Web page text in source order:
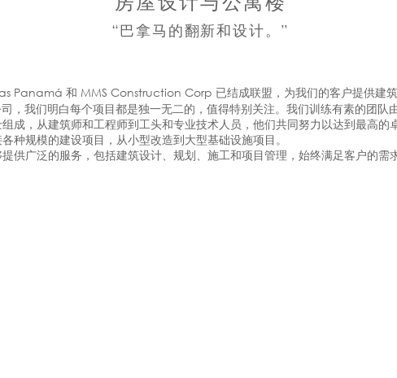
“巴拿马的翻新和设计。”
Panamá 和 MMS Construction Corp 已结成联盟，为我们的客户提供建
，我们明白每个项目都是独一无二的，值得特别关注。我们训练有素的团队
成，从建筑师和工程师到工头和专业技术人员，他们共同努力以达到最高的
种规模的建设项目，从小型改造到大型基础设施项目。
供广泛的服务，包括建筑设计、规划、施工和项目管理，始终满足客户的需